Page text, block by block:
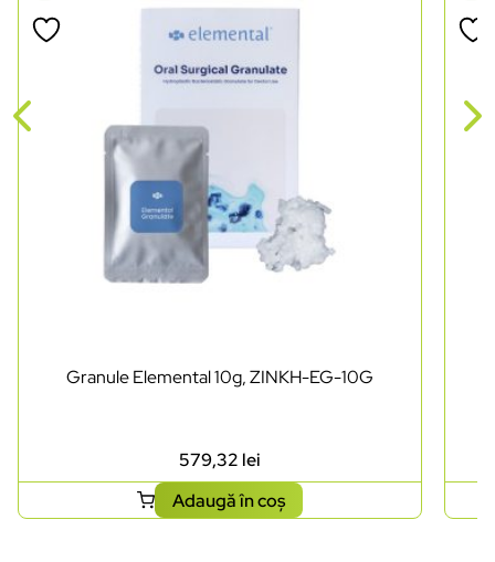
Granule Elemental 10g, ZINKH-EG-10G
579,32 lei
Adaugă în coș